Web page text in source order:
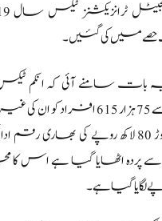
سامنے آئی کہ انکم ٹیکس
دفعات کے لحاظ سے 75 ہزار 615
طور پر 60 ارب 30 کروڑ 80 لاکھ روپے کی
سے پردہ اٹھایا گیا ہے اس کا